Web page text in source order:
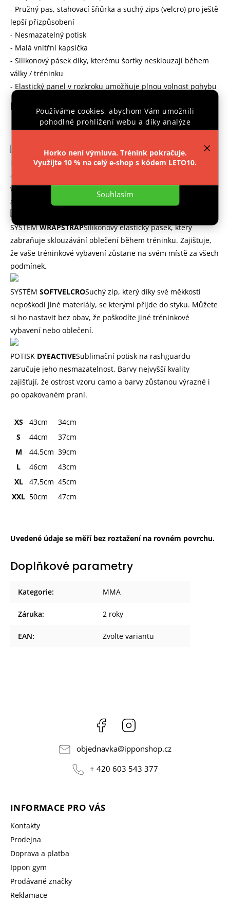
Používáme cookies, abychom Vám umožnili
pohodlné prohlížení webu a díky analýze
provozu webu neustále zlepšovali jeho funkce,
Nastavení
Souhlasím
Horko není výmluva. Trénink pokračuje.
Využijte 10 % na celý e-shop s kódem LETO10.
- Pružný pas, stahovací šňůrka a suchý zips (velcro) pro ještě
lepší přizpůsobení
- Nesmazatelný potisk
- Malá vnitřní kapsička
- Silikonový pásek díky, kterému šortky nesklouzají během
války / tréninku
- Elastický panel v rozkroku umožňuje plnou volnost pohybu
Materiálové složení
- Polyester 100%
MATERIÁLDURAFLEXMateriál je kombinací velmi vysoké
odolnosti a pohodlí díky elastickým vláknům. Používá se k
výrobě volných MMA šortek, u nichž je nejdůležitější pohodlí
a odolnost.
SYSTÉMWRAPSTRAPSilikonový elastický pásek, který
zabraňuje sklouzávání oblečení během tréninku. Zajišťuje,
že vaše tréninkové vybavení zůstane na svém místě za všech
podmínek.
SYSTÉM SOFTVELCROSuchý zip, který díky své měkkosti
nepoškodí jiné materiály, se kterými přijde do styku. Můžete
si ho nastavit bez obav, že poškodíte jiné tréninkové
vybavení nebo oblečení.
POTISK DYEACTIVESublimační potisk na rashguardu
zaručuje jeho nesmazatelnost. Barvy nejvyšší kvality
zajišťují, že ostrost vzoru camo a barvy zůstanou výrazné i
po opakovaném praní.
XS 43cm
34cm
S
44cm
37cm
M
44,5cm 39cm
L
46cm
43cm
XL
47,5cm 45cm
XXL 50cm 47cm
Uvedené údaje se měří bez roztažení na rovném povrchu.
Doplňkové parametry
Kategorie: MMA
Záruka: 2 roky
EAN: Zvolte variantu
Facebook
objednavka@ipponshop.cz
+ 420 603 543 377
INFORMACE PRO VÁS
Kontakty
Prodejna
Doprava a platba
Ippon gym
Prodávané značky
Reklamace